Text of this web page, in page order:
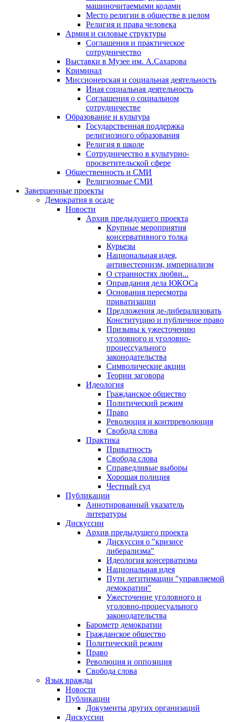
машиночитаемыми кодами
Место религии в обществе в целом
Религия и права человека
Армия и силовые структуры
Соглашения и практическое
сотрудничество
Выставки в Музее им. А.Сахарова
Криминал
Миссионерская и социальная деятельность
Иная социальная деятельность
Соглашения о социальном
сотрудничестве
Образование и культура
Государственная поддержка
религиозного образования
Религия в школе
Сотрудничество в культурно-
просветительской сфере
Общественность и СМИ
Религиозные СМИ
Завершенные проекты
Демократия в осаде
Новости
Архив предыдущего проекта
Крупные мероприятия
консервативного толка
Курьезы
Национальная идея,
антивестернизм, империализм
О странностях любви...
Оправдания дела ЮКОСа
Основания пересмотра
приватизации
Предложения де-либерализовать
Конституцию и публичное право
Призывы к ужесточению
уголовного и уголовно-
процессуального
законодательства
Символические акции
Теории заговора
Идеология
Гражданское общество
Политический режим
Право
Революция и контрреволюция
Свобода слова
Практика
Приватность
Свобода слова
Справедливые выборы
Хорошая полиция
Честный суд
Публикации
Аннотированный указатель
литературы
Дискуссии
Архив предыдущего проекта
Дискуссия о "кризисе
либерализма"
Идеология консерватизма
Национальная идея
Пути легитимации "управляемой
демократии"
Ужесточение уголовного и
уголовно-процесуального
законодательства
Барометр демократии
Гражданское общество
Политический режим
Право
Революция и оппозиция
Свобода слова
Язык вражды
Новости
Публикации
Документы других организаций
Дискуссии